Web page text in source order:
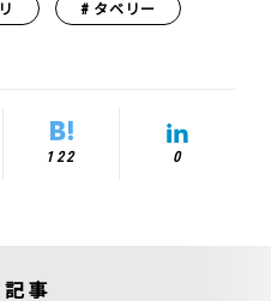
タベリー
122 0
記事